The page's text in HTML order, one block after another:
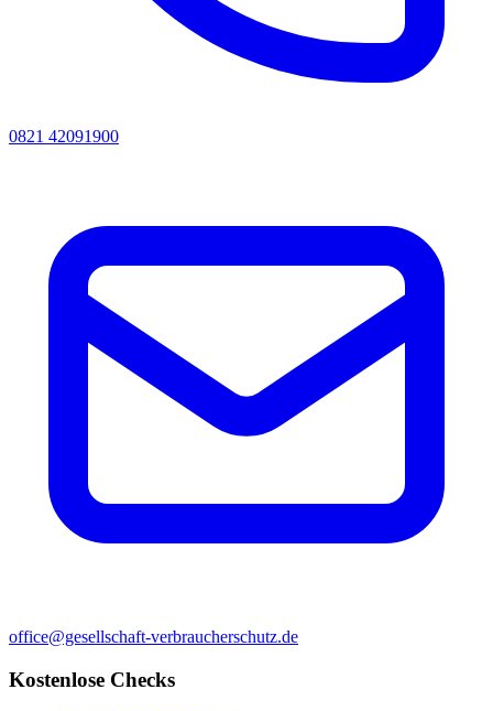
0821 42091900
office@gesellschaft-verbraucherschutz.de
Kostenlose Checks